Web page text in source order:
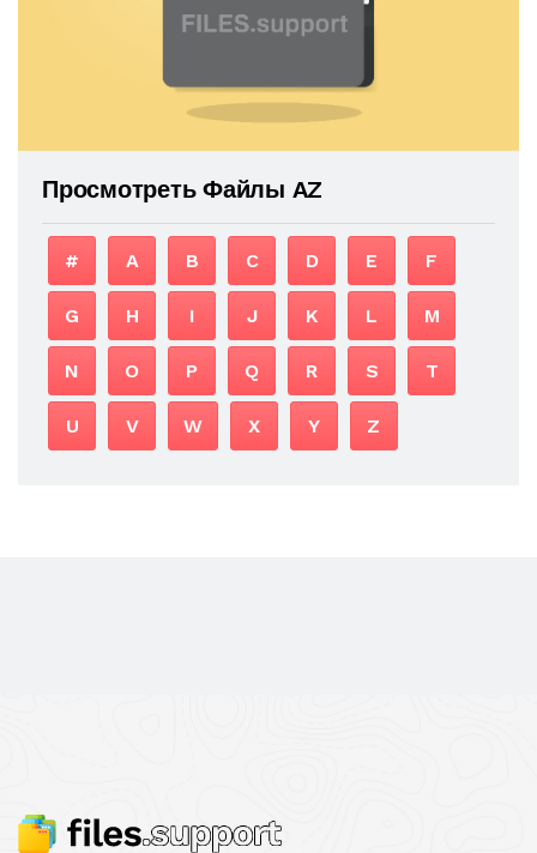
Просмотреть Файлы AZ
# A B C D E F
G H I J K L M
N O P Q R S T
U V W X Y Z